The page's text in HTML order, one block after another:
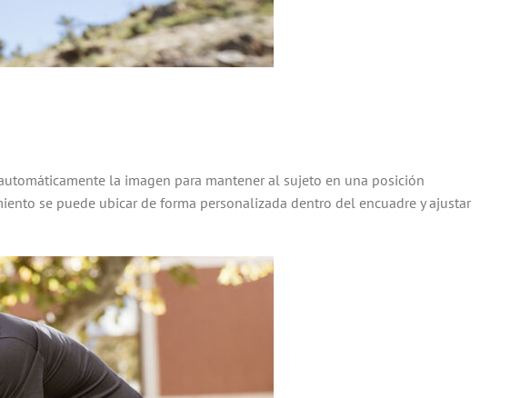
la imagen para mantener al sujeto en una posición
se puede ubicar de forma personalizada dentro del encuadre y ajustar